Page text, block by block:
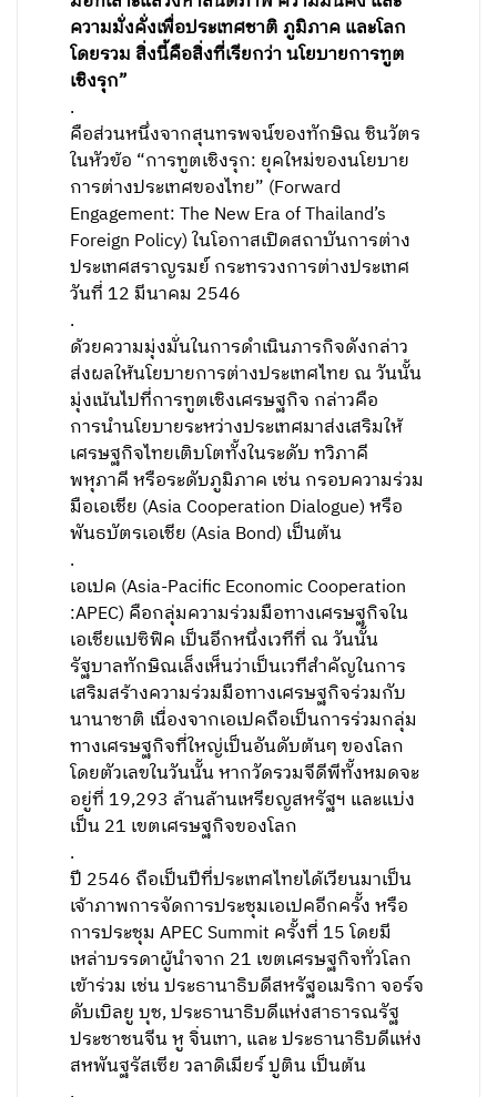
ความมั่งคั่งเพื่อประเทศชาติ ภูมิภาค และโลก
โดยรวม สิ่งนี้คือสิ่งที่เรียกว่า นโยบายการทูต
เชิงรุก”
.
คือส่วนหนึ่งจากสุนทรพจน์ของทักษิณ ชินวัตร
ในหัวข้อ “การทูตเชิงรุก: ยุคใหม่ของนโยบาย
การต่างประเทศของไทย” (Forward
Engagement: The New Era of Thailand’s
Foreign Policy) ในโอกาสเปิดสถาบันการต่าง
ประเทศสราญรมย์ กระทรวงการต่างประเทศ
วันที่ 12 มีนาคม 2546
.
ด้วยความมุ่งมั่นในการดำเนินภารกิจดังกล่าว
ส่งผลให้นโยบายการต่างประเทศไทย ณ วันนั้น
มุ่งเน้นไปที่การทูตเชิงเศรษฐกิจ กล่าวคือ
การนำนโยบายระหว่างประเทศมาส่งเสริมให้
เศรษฐกิจไทยเติบโตทั้งในระดับ ทวิภาคี
พหุภาคี หรือระดับภูมิภาค เช่น กรอบความร่วม
มือเอเชีย (Asia Cooperation Dialogue) หรือ
พันธบัตรเอเชีย (Asia Bond) เป็นต้น
.
เอเปค (Asia-Pacific Economic Cooperation
:APEC) คือกลุ่มความร่วมมือทางเศรษฐกิจใน
เอเชียแปซิฟิค เป็นอีกหนึ่งเวทีที่ ณ วันนั้น
รัฐบาลทักษิณเล็งเห็นว่าเป็นเวทีสำคัญในการ
เสริมสร้างความร่วมมือทางเศรษฐกิจร่วมกับ
นานาชาติ เนื่องจากเอเปคถือเป็นการร่วมกลุ่ม
ทางเศรษฐกิจที่ใหญ่เป็นอันดับต้นๆ ของโลก
โดยตัวเลขในวันนั้น หากวัดรวมจีดีพีทั้งหมดจะ
อยู่ที่ 19,293 ล้านล้านเหรียญสหรัฐฯ และแบ่ง
เป็น 21 เขตเศรษฐกิจของโลก
.
ปี 2546 ถือเป็นปีที่ประเทศไทยได้เวียนมาเป็น
เจ้าภาพการจัดการประชุมเอเปคอีกครั้ง หรือ
การประชุม APEC Summit ครั้งที่ 15 โดยมี
เหล่าบรรดาผู้นำจาก 21 เขตเศรษฐกิจทั่วโลก
เข้าร่วม เช่น ประธานาธิบดีสหรัฐอเมริกา จอร์จ
ดับเบิลยู บุช, ประธานาธิบดีแห่งสาธารณรัฐ
ประชาชนจีน หู จิ่นเทา, และ ประธานาธิบดีแห่ง
สหพันฐรัสเซีย วลาดิเมียร์ ปูติน เป็นต้น